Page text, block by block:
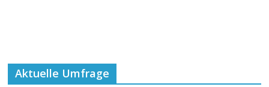
Aktuelle Umfrage